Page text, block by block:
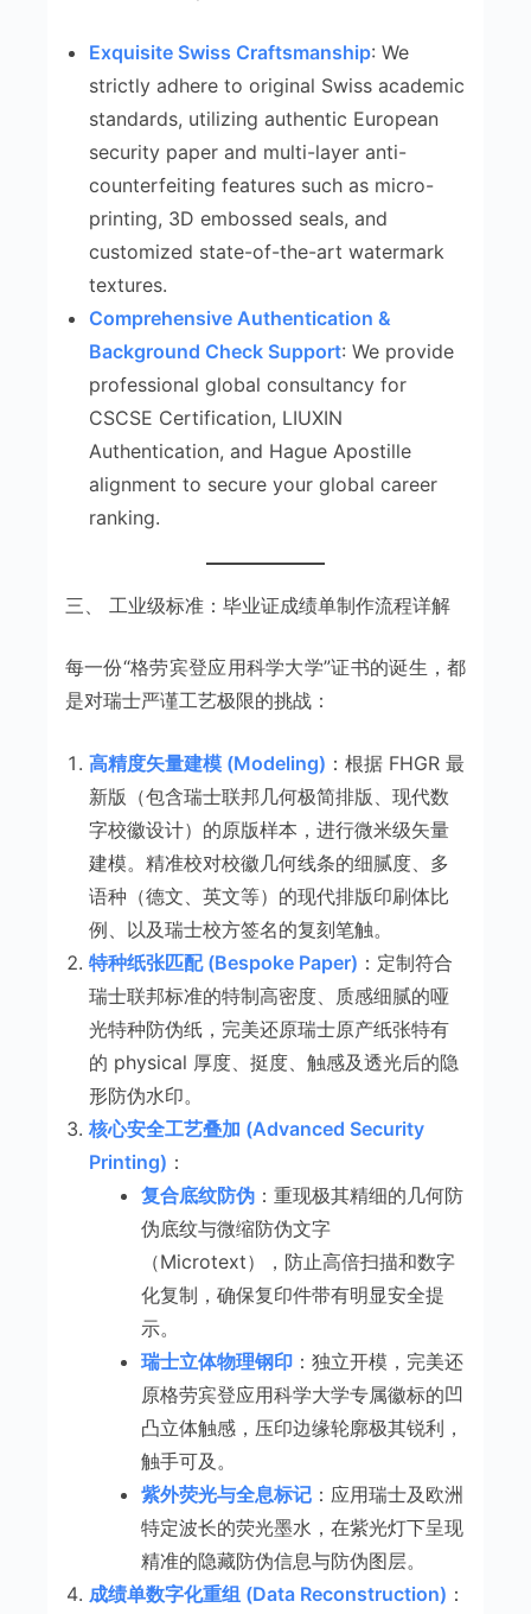
Exquisite Swiss Craftsmanship: We
strictly adhere to original Swiss academic
standards, utilizing authentic European
security paper and multi-layer anti-
counterfeiting features such as micro-
printing, 3D embossed seals, and
customized state-of-the-art watermark
textures.
Comprehensive Authentication &
Background Check Support: We provide
professional global consultancy for
CSCSE Certification, LIUXIN
Authentication, and Hague Apostille
alignment to secure your global career
ranking.
三、 工业级标准：毕业证成绩单制作流程详解
每一份“格劳宾登应用科学大学”证书的诞生，都
是对瑞士严谨工艺极限的挑战：
高精度矢量建模 (Modeling) ：根据 FHGR 最
新版（包含瑞士联邦几何极简排版、现代数
字校徽设计）的原版样本，进行微米级矢量
建模。精准校对校徽几何线条的细腻度、多
语种（德文、英文等）的现代排版印刷体比
例、以及瑞士校方签名的复刻笔触。
特种纸张匹配 (Bespoke Paper) ：定制符合
瑞士联邦标准的特制高密度、质感细腻的哑
光特种防伪纸，完美还原瑞士原产纸张特有
的 physical 厚度、挺度、触感及透光后的隐
形防伪水印。
核心安全工艺叠加 (Advanced Security
Printing) ：
复合底纹防伪：重现极其精细的几何防
伪底纹与微缩防伪文字
（Microtext），防止高倍扫描和数字
化复制，确保复印件带有明显安全提
示。
瑞士立体物理钢印：独立开模，完美还
原格劳宾登应用科学大学专属徽标的凹
凸立体触感，压印边缘轮廓极其锐利，
触手可及。
紫外荧光与全息标记：应用瑞士及欧洲
特定波长的荧光墨水，在紫光灯下呈现
精准的隐藏防伪信息与防伪图层。
成绩单数字化重组 (Data Reconstruction) ：